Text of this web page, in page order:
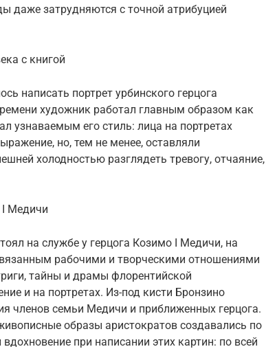
даже затрудняются с точной атрибуцией
с книгой
написать портрет урбинского герцога
художник работал главным образом как
узнаваемым его стиль: лица на портретах
но, тем не менее, оставляли
холодностью разглядеть тревогу, отчаяние,
I Медичи
на службе у герцога Козимо I Медичи, на
рабочими и творческими отношениями
тайны и драмы флорентийской
и на портретах. Из-под кисти Бронзино
членов семьи Медичи и приближенных герцога.
образы аристократов создавались по
при написании этих картин: по всей